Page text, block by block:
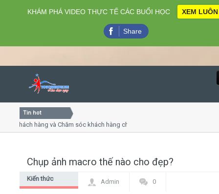
Close
Home
Giới thiệu
Tin hot
hàng và Chăm sóc khách hàng chuyên nghiệp
Chụp ảnh macro thế nào cho đẹp?
Kiến thức
Admin 0
KHÁM PHÁ VIDEO THỰC TẾ CÁC BUỔI HỌC XEM LUÔN
Share